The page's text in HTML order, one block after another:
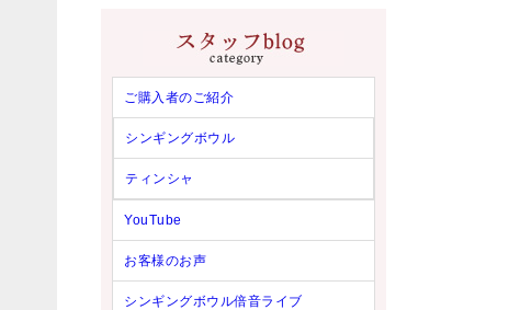
ご購入者のご紹介
シンギングボウル
ティンシャ
YouTube
お客様のお声
シンギングボウル倍音ライブ